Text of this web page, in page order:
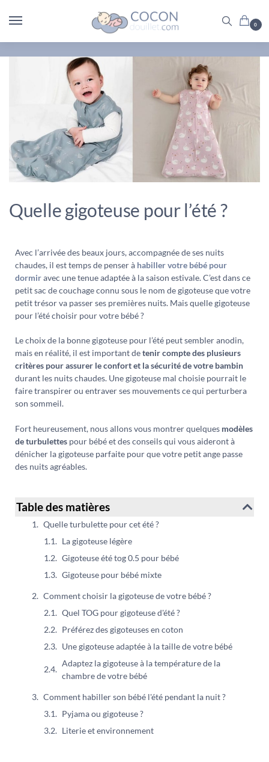
0
Quelle gigoteuse pour l’été ?
Avec l’arrivée des beaux jours, accompagnée de ses nuits
chaudes, il est temps de penser à habiller votre bébé pour
dormiravec une tenue adaptée à la saison estivale. C’est dans ce
petit sac de couchage connu sous le nom de gigoteuse que votre
petit trésor va passer ses premières nuits. Mais quelle gigoteuse
pour l’été choisir pour votre bébé ?
Le choix de la bonne gigoteuse pour l’été peut sembler anodin,
mais en réalité, il est important detenir compte des plusieurs
critères pour assurer le confort et la sécurité de votre bambin
durant les nuits chaudes. Une gigoteuse mal choisie pourrait le
faire transpirer ou entraver ses mouvements ce qui perturbera
son sommeil.
Fort heureusement, nous allons vous montrer quelques modèles
de turbulettes pour bébé et des conseils qui vous aideront à
dénicher la gigoteuse parfaite pour que votre petit ange passe
des nuits agréables.
Table des matières
Quelle turbulette pour cet été ?
La gigoteuse légère
Gigoteuse été tog 0.5 pour bébé
Gigoteuse pour bébé mixte
Comment choisir la gigoteuse de votre bébé ?
Quel TOG pour gigoteuse d'été ?
Préférez des gigoteuses en coton
Une gigoteuse adaptée à la taille de votre bébé
Adaptez la gigoteuse à la température de la
chambre de votre bébé
Comment habiller son bébé l'été pendant la nuit ?
Pyjama ou gigoteuse ?
Literie et environnement